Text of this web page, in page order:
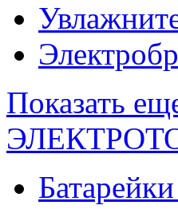
Показать
Батарейки